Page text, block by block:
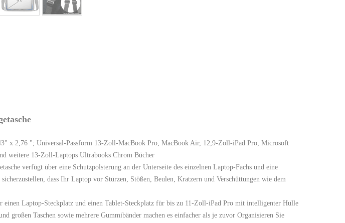
x 2,76 "; Universal-Passform 13-Zoll-MacBook Pro, MacBook Air, 12,9-Zoll-iPad Pro, Microsoft
weitere 13-Zoll-Laptops Ultrabooks Chrom Bücher
verfügt über eine Schutzpolsterung an der Unterseite des einzelnen Laptop-Fachs und eine
dass Ihr Laptop vor Stürzen, Stößen, Beulen, Kratzern und Verschüttungen wie dem
einen Laptop-Steckplatz und einen Tablet-Steckplatz für bis zu 11-Zoll-iPad Pro mit intelligenter Hülle
großen Taschen sowie mehrere Gummibänder machen es einfacher als je zuvor Organisieren Sie